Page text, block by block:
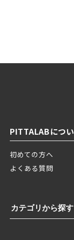
PITTALABにつ
初めての方へ
よくある質問
カテゴリから探す